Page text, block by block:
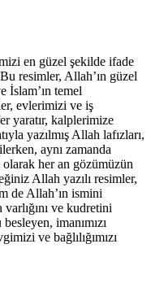
en güzel şekilde ifade
resimler, Allah’ın güzel
İslam’ın temel
evlerimizi ve iş
yaratır, kalplerimize
yazılmış Allah lafızları,
aynı zamanda
olarak her an gözümüzün
Allah yazılı resimler,
de Allah’ın ismini
varlığını ve kudretini
imanımızı
ve bağlılığımızı